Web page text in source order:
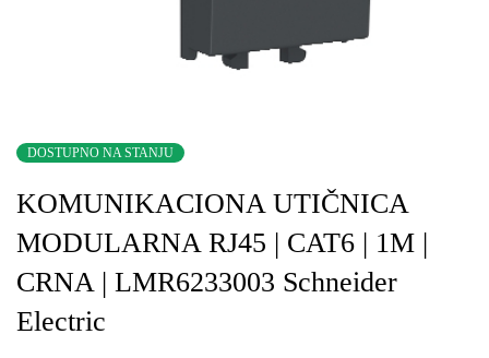
DOSTUPNO NA STANJU
KOMUNIKACIONA UTIČNICA
MODULARNA RJ45 | CAT6 | 1M |
CRNA | LMR6233003 Schneider
Electric